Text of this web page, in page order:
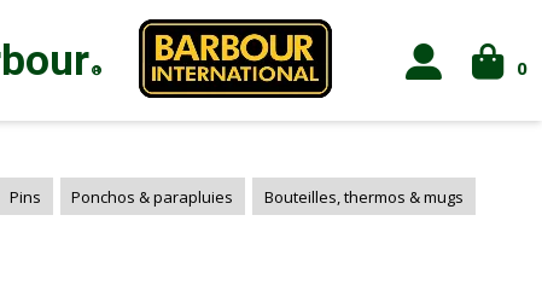
® 0
Pins Ponchos & parapluies Bouteilles, thermos & mugs